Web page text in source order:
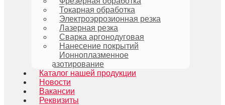
Токарная обработка
Электроэррозионная резка
Лазерная резка
Сварка аргонодуговая
Нанесение покрытий
Ионноплазменное
азотирование
Каталог нашей продукции
Новости
Вакансии
Реквизиты